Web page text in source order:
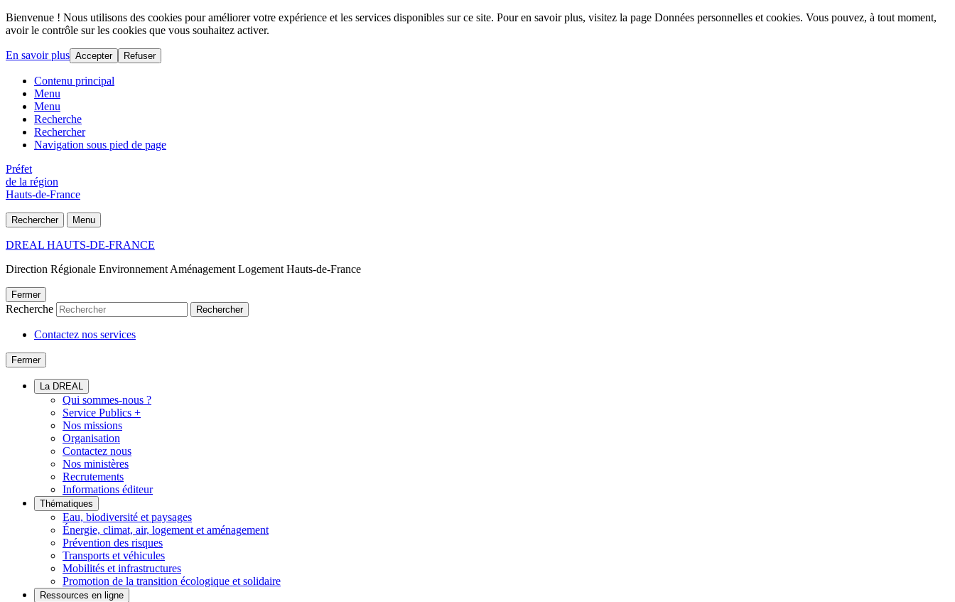
Bienvenue ! Nous utilisons des cookies pour améliorer votre expérience et les services disponibles sur ce site. Pour en savoir plus, visitez la page Données personnelles et cookies. Vous pouvez, à tout moment,
avoir le contrôle sur les cookies que vous souhaitez activer.
En savoir plus Accepter Refuser
Contenu principal
Menu
Menu
Recherche
Rechercher
Navigation sous pied de page
Préfet
de la région
Hauts-de-France
Rechercher Menu
DREAL HAUTS-DE-FRANCE
Direction Régionale Environnement Aménagement Logement Hauts-de-France
Fermer
Recherche Rechercher
Contactez nos services
Fermer
La DREAL
Qui sommes-nous ?
Service Publics +
Nos missions
Organisation
Contactez nous
Nos ministères
Recrutements
Informations éditeur
Thématiques
Eau, biodiversité et paysages
Énergie, climat, air, logement et aménagement
Prévention des risques
Transports et véhicules
Mobilités et infrastructures
Promotion de la transition écologique et solidaire
Ressources en ligne